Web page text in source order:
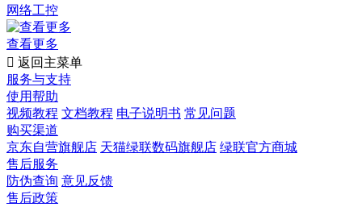
网络工控
查看更多
 返回主菜单
服务与支持
使用帮助
视频教程 文档教程 电子说明书 常见问题
购买渠道
京东自营旗舰店 天猫绿联数码旗舰店 绿联官方商城
售后服务
防伪查询 意见反馈
售后政策